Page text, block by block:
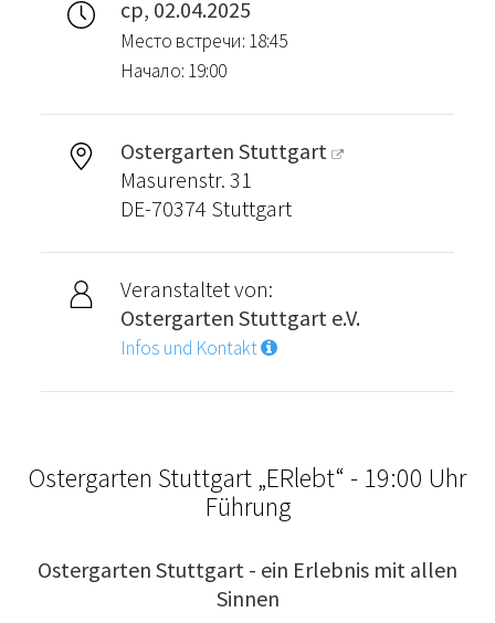
ср, 02.04.2025
Место встречи: 18:45
Начало: 19:00
Ostergarten Stuttgart
Masurenstr. 31
DE-70374 Stuttgart
Veranstaltet von:
Ostergarten Stuttgart e.V.
Infos und Kontakt
Ostergarten Stuttgart „ERlebt“ - 19:00 Uhr
Führung
Ostergarten Stuttgart - ein Erlebnis mit allen
Sinnen